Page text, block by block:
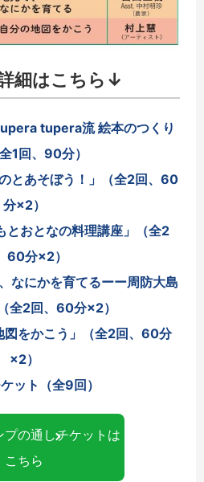
細はこちら↓
tupera流 絵本のつくり
1回、90分）
とあそぼう！」
（全2回、60
分×2）
とおとなの料理講座 」
（全2
60分×2）
、なにかを育てるーー周防大島
（全2回、60分×2）
図をかこう」 （全2回、60分
×2）
ット（全9回）
プの通しチケットは
こちら